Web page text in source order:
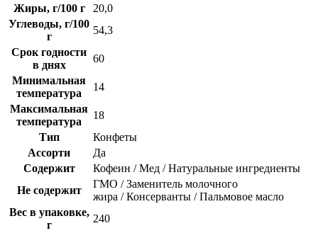
Жиры, г/100 г
20,0
Углеводы, г/100
г
54,3
Срок годности
в днях
60
Минимальная
температура
14
Максимальная
температура
18
Тип
Конфеты
Ассорти
Да
Содержит
Кофеин / Мед / Натуральные ингредиенты
Не содержит
ГМО / Заменитель молочного
жира / Консерванты / Пальмовое масло
Вес в упаковке,
г
240